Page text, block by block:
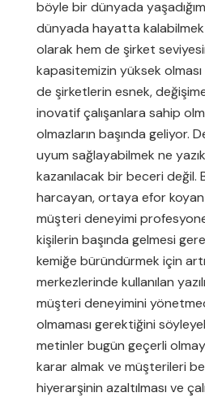
böyle bir dünyada
dünyada hayatta
olarak hem de şirket
kapasitemizin yüksek
de şirketlerin esnek,
inovatif çalışanlara sahip
olmazların başında geliyor.
uyum sağlayabilmek ne
kazanılacak bir beceri değil.
harcayan, ortaya efor koyan
müşteri deneyimi
kişilerin başında gelmesi
kemiğe büründürmek için
merkezlerinde kullanılan
müşteri deneyimini
olmaması gerektiğini
metinler bugün geçerli
karar almak ve müşterileri
hiyerarşinin azaltılması ve